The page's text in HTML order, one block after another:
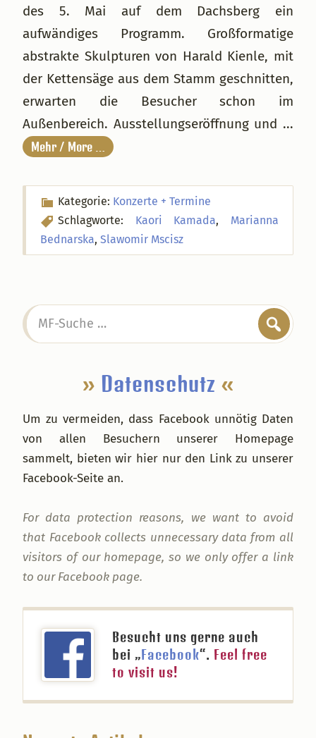
des 5. Mai auf dem Dachsberg ein
aufwändiges Programm. Großformatige
abstrakte Skulpturen von Harald Kienle, mit
der Kettensäge aus dem Stamm geschnitten,
erwarten die Besucher schon im
Außenbereich. Ausstellungseröffnung und ...
Mehr / More …
Kategorie: Konzerte + Termine
Schlagworte: Kaori Kamada, Marianna
Bednarska,Slawomir Mscisz
Seitenspalte
MF-
Suche
» Datenschutz «
Um zu vermeiden, dass Facebook unnötig Daten
von allen Besuchern unserer Homepage
sammelt, bieten wir hier nur den Link zu unserer
Facebook-Seite an.
For data protection reasons, we want to avoid
that Facebook collects unnecessary data from all
visitors of our homepage, so we only offer a link
to our Facebook page.
Besucht uns gerne auch
bei „Facebook“. Feel free
to visit us!